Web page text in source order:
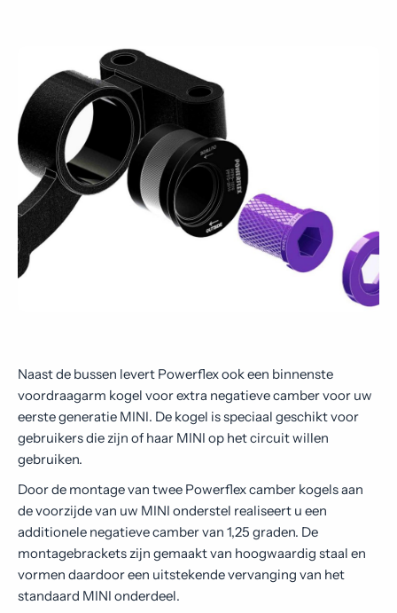
Naast de bussen levert Powerflex ook een binnenste
voordraagarm kogel voor extra negatieve camber voor uw
eerste generatie MINI. De kogel is speciaal geschikt voor
gebruikers die zijn of haar MINI op het circuit willen
gebruiken.
Door de montage van twee Powerflex camber kogels aan
de voorzijde van uw MINI onderstel realiseert u een
additionele negatieve camber van 1,25 graden. De
montagebrackets zijn gemaakt van hoogwaardig staal en
vormen daardoor een uitstekende vervanging van het
standaard MINI onderdeel.